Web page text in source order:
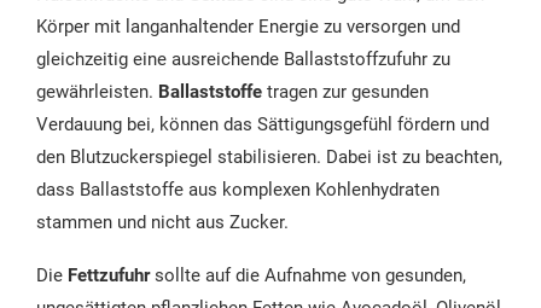
Körper mit langanhaltender Energie zu versorgen und
gleichzeitig eine ausreichende Ballaststoffzufuhr zu
gewährleisten. Ballaststoffe tragen zur gesunden
Verdauung bei, können das Sättigungsgefühl fördern und
den Blutzuckerspiegel stabilisieren. Dabei ist zu beachten,
dass Ballaststoffe aus komplexen Kohlenhydraten
stammen und nicht aus Zucker.
Die Fettzufuhrsollte auf die Aufnahme von gesunden,